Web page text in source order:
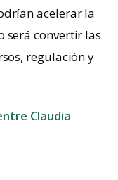
acelerar la
será convertir las
regulación y
Claudia